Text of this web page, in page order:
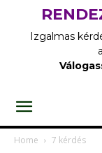
Izgalmas
Home 7 kérdés